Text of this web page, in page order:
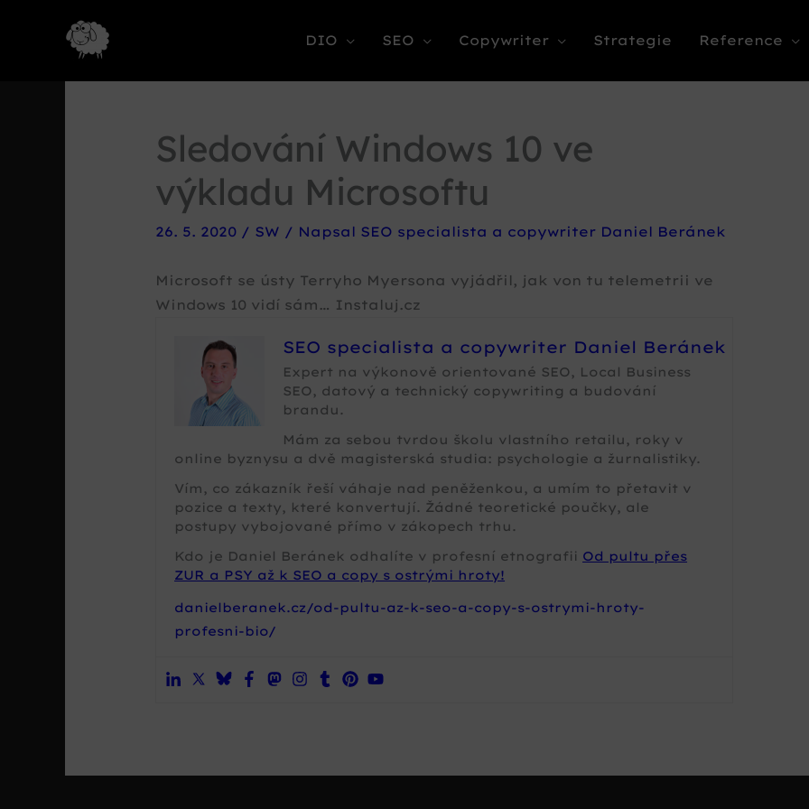
DIO SEO Copywriter Strategie Reference
Sledování Windows 10 ve
výkladu Microsoftu
26. 5. 2020 / SW / Napsal SEO specialista a copywriter Daniel Beránek
Microsoft se ústy Terryho Myersona vyjádřil, jak von tu telemetrii ve
Windows 10 vidí sám… Instaluj.cz
SEO specialista a copywriter Daniel Beránek
Expert na výkonově orientované SEO, Local Business
SEO, datový a technický copywriting a budování
brandu.
Mám za sebou tvrdou školu vlastního retailu, roky v
online byznysu a dvě magisterská studia: psychologie a žurnalistiky.
Vím, co zákazník řeší váhaje nad peněženkou, a umím to přetavit v
pozice a texty, které konvertují. Žádné teoretické poučky, ale
postupy vybojované přímo v zákopech trhu.
Kdo je Daniel Beránek odhalíte v profesní etnografii Od pultu přes
ZUR a PSY až k SEO a copy s ostrými hroty!
danielberanek.cz/od-pultu-az-k-seo-a-copy-s-ostrymi-hroty-
profesni-bio/